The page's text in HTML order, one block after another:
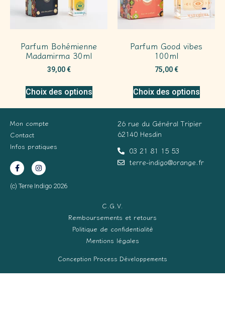
Parfum Bohémienne
Madamirma 30ml
39,00€
Choix des options
Parfum Good vibes
100ml
75,00€
Choix des options
Mon compte
Contact
Infos pratiques
(c) Terre Indigo 2026
26 rue du Général Tripier
62140 Hesdin
03 21 81 15 53
terre-indigo@orange.fr
C.G.V.
Remboursements et retours
Politique de confidentialité
Mentions légales
Conception Process Développements